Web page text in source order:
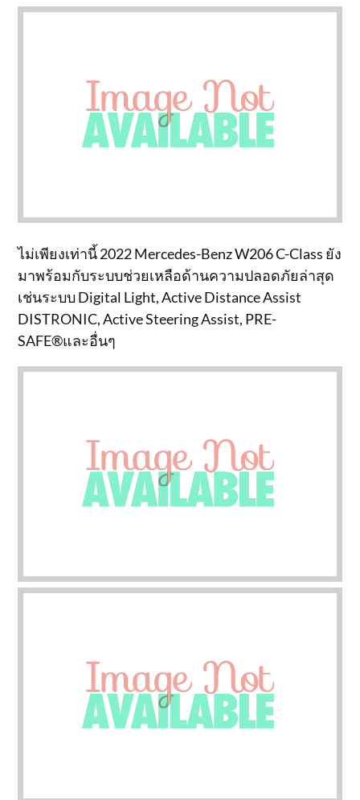
ไม่เพียงเท่านี้ 2022 Mercedes-Benz W206 C-Class ยัง
มาพร้อมกับระบบช่วยเหลือด้านความปลอดภัยล่าสุด
เช่นระบบ Digital Light, Active Distance Assist
DISTRONIC, Active Steering Assist, PRE-
SAFE®และอื่นๆ